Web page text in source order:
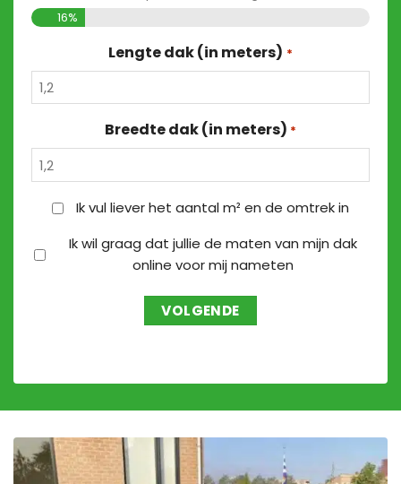
16%
Lengte dak (in meters) *
Breedte dak (in meters) *
OPPERVLAKTE
OMTREK
Ik vul liever het aantal m² en de omtrek in
MATEN
NAMETEN
Ik wil graag dat jullie de maten van mijn dak
online voor mij nameten